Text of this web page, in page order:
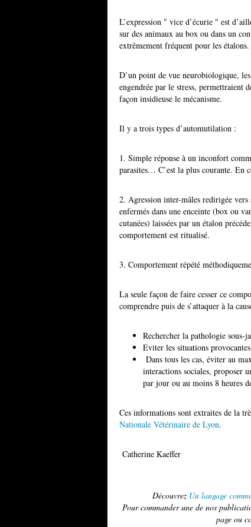
L’expression " vice d’écurie " est
sur des animaux au box ou dans un
extrêmement fréquent pour les étalons.
D’un point de vue neurobiologique,
engendrée par le stress, permettraient
façon insidieuse le mécanisme.
Il y a trois types d’automutilation :
1. Simple réponse à un inconfort
parasites… C’est la plus courante. En
2. Agression inter-mâles redirigée vers
enfermés dans une enceinte (box ou
cutanées) laissées par un étalon
comportement est ritualisé.
3. Comportement répété
La seule façon de faire cesser ce
comprendre puis de s’attaquer à la
Rechercher la pathologie sous-
Eviter les situations
Dans tous les cas, éviter au
interactions sociales, proposer
par jour ou au moins 8 heures
Ces informations sont extraites de la
Nationale Vétérinaire de Lyon.
Catherine Kaeffer
Découvrez Un langage
Pour commander une de nos
page ou